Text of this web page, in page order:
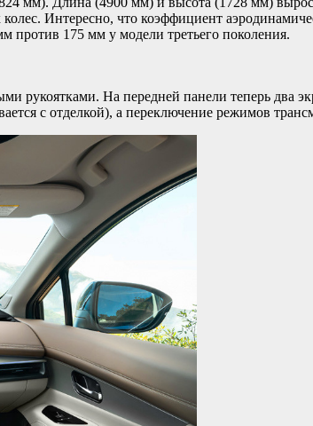
Интересно, что коэффициент
175 мм у модели третьего поколения.
рукоятками. На передней панели теперь два
с отделкой), а переключение режимов